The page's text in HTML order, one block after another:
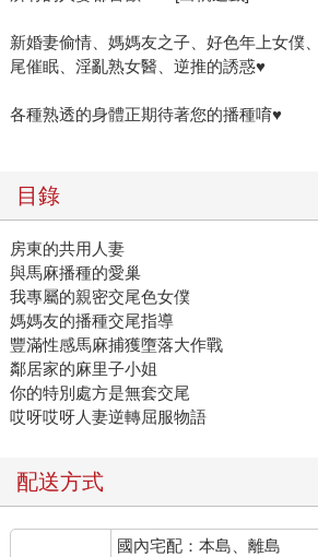
新婚妻偷情、媽媽友之子、好色年上女僕
尾催眠、淫亂熟女醫、逆推的誘惑♥
各種熟透的身體正期待著您的播種唷♥
目錄
房東的共用人妻
與馬麻播種的愛巢
我專屬的親密交尾色女僕
媽媽友的播種交尾指導
豐滿性感馬麻捕獲墮落大作戰
鄰居家的麻里子小姐
你的特別處方是無套交尾
哎呀哎呀人妻逆轉屈服物語
配送方式
國內宅配：本島、離島